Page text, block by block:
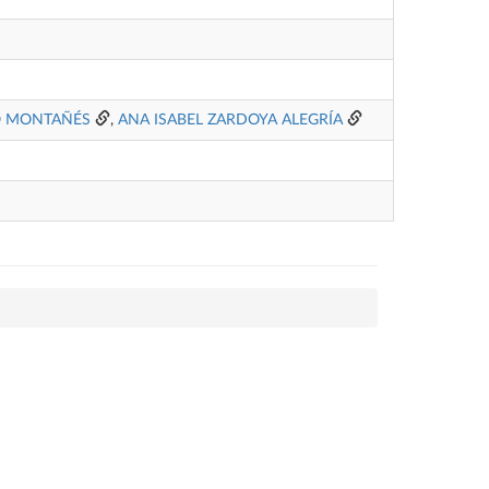
MONTAÑÉS , ANA ISABEL ZARDOYA ALEGRÍA